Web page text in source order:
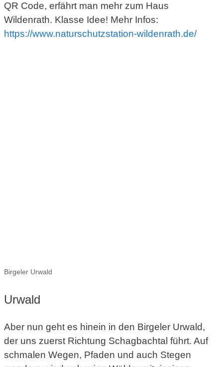
QR Code, erfährt man mehr zum Haus
Wildenrath. Klasse Idee! Mehr Infos:
https://www.naturschutzstation-wildenrath.de/
Birgeler Urwald
Urwald
Aber nun geht es hinein in den Birgeler Urwald,
der uns zuerst Richtung Schagbachtal führt. Auf
schmalen Wegen, Pfaden und auch Stegen